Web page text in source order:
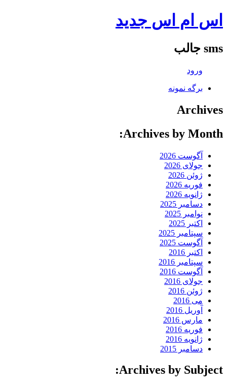
اس ام اس جدید
sms جالب
ورود
برگه نمونه
Archives
Archives by Month:
آگوست 2026
جولای 2026
ژوئن 2026
فوریه 2026
ژانویه 2026
دسامبر 2025
نوامبر 2025
اکتبر 2025
سپتامبر 2025
آگوست 2025
اکتبر 2016
سپتامبر 2016
آگوست 2016
جولای 2016
ژوئن 2016
می 2016
آوریل 2016
مارس 2016
فوریه 2016
ژانویه 2016
دسامبر 2015
Archives by Subject: